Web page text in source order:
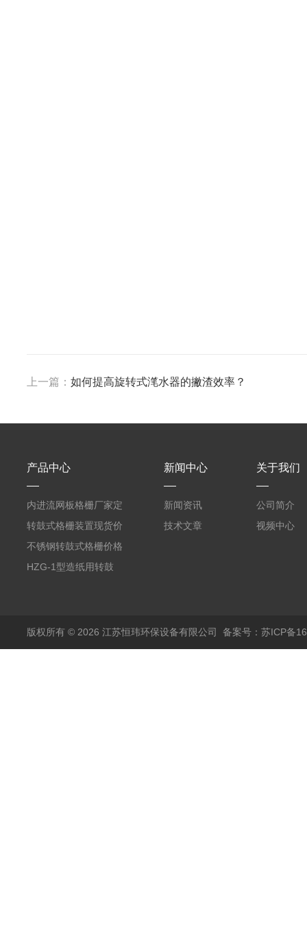
上一篇： 如何提高旋转式滗水器的撇渣效率？
产品中心
内进流网板格栅厂家定
制
转鼓式格栅装置现货价
格
不锈钢转鼓式格栅价格
HZG-1型造纸用转鼓
新闻中心
新闻资讯
技术文章
关于我们
公司简介
视频中心
版权所有 © 2026 江苏恒玮环保设备有限公司 备案号：苏ICP备